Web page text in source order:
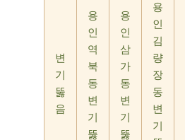
변
기
뚫
음
용
인
역
북
동
변
기
뚫
용
인
삼
가
동
변
기
뚫
용
인
김
량
장
동
변
기